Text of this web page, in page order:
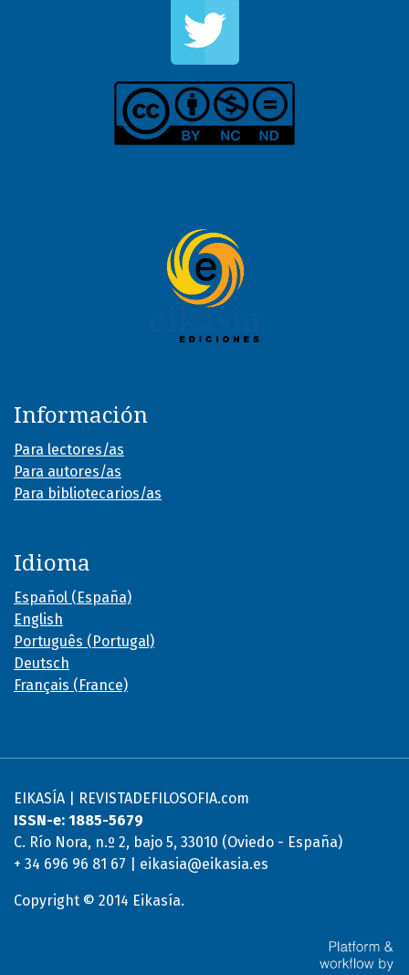
Información
Para lectores/as
Para autores/as
Para bibliotecarios/as
Idioma
Español (España)
English
Português (Portugal)
Deutsch
Français (France)
EIKASÍA | REVISTADEFILOSOFIA.com
ISSN-e: 1885-5679
C. Río Nora, n.º 2, bajo 5, 33010 (Oviedo - España)
+ 34 696 96 81 67 | eikasia@eikasia.es
Copyright © 2014 Eikasía.